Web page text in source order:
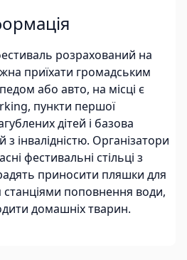
розрахований на
приїхати громадським
або авто, на місці є
пункти першої
дітей і базова
з інвалідністю. Організатори
фестивальні стільці з
приносити пляшки для
станціями поповнення води,
домашніх тварин.